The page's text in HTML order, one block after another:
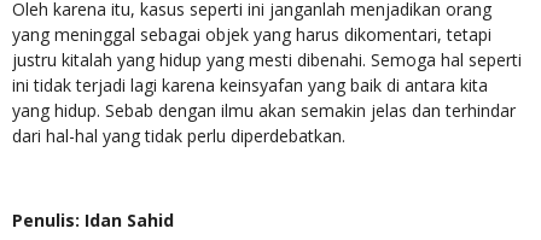
Oleh karena itu, kasus seperti ini janganlah menjadikan orang
yang meninggal sebagai objek yang harus dikomentari, tetapi
justru kitalah yang hidup yang mesti dibenahi. Semoga hal seperti
ini tidak terjadi lagi karena keinsyafan yang baik di antara kita
yang hidup. Sebab dengan ilmu akan semakin jelas dan terhindar
dari hal-hal yang tidak perlu diperdebatkan.
Penulis: Idan Sahid